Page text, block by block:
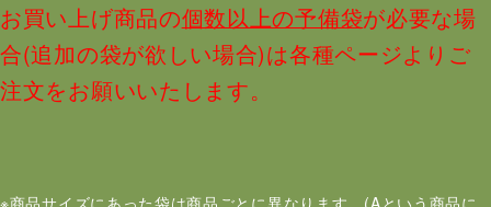
お買い上げ商品の個数以上の予備袋が必要な場
合(追加の袋が欲しい場合)は各種ページよりご
注文をお願いいたします。